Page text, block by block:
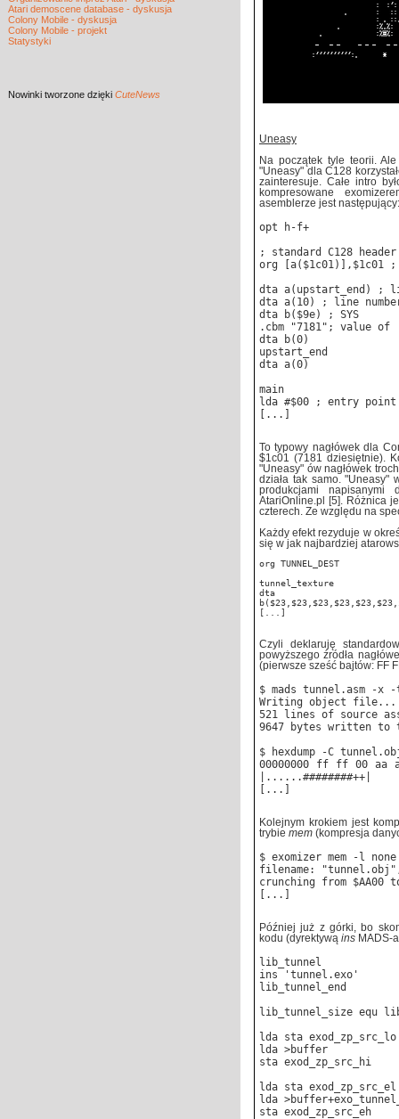
Atari demoscene database - dyskusja
Colony Mobile - dyskusja
Colony Mobile - projekt
Statystyki
Nowinki tworzone dzięki CuteNews
Uneasy
Na początek tyle teorii.
"Uneasy" dla C128
zainteresuje. Całe intro
kompresowane
asemblerze jest następujący:
opt h-f+
; standard C128 header
org [a($1c01)],$1c01 ;
dta a(upstart_end) ;
dta a(10) ; line
dta b($9e) ; SYS
.cbm "7181"; value
dta b(0)
upstart_end
dta a(0)
main
lda #$00 ; entry point
[...]
To typowy nagłówek dla
$1c01 (7181 dziesiętnie).
"Uneasy" ów nagłówek
działa tak samo. "Uneasy"
produkcjami
AtariOnline.pl [5]. Różnica
czterech. Ze względu na
Każdy efekt rezyduje w
się w jak najbardziej
org TUNNEL_DEST
tunnel_texture
dta
[...]
Czyli deklaruję
powyższego źródła
(pierwsze sześć bajtów: FF
$ mads tunnel.asm -
Writing object file...
521 lines of source
9647 bytes written
$ hexdump -C
00000000 ff ff 00 aa
|......########++|
[...]
Kolejnym krokiem jest
trybie mem (kompresja
$ exomizer mem -l
filename: "tunnel.obj",
crunching from $AA00
[...]
Później już z górki, bo
kodu (dyrektywą ins MADS-
lib_tunnel
ins 'tunnel.exo'
lib_tunnel_end
lib_tunnel_size equ
lda sta
lda >buffer
sta exod_zp_src_hi
lda sta
lda
sta exod_zp_src_eh